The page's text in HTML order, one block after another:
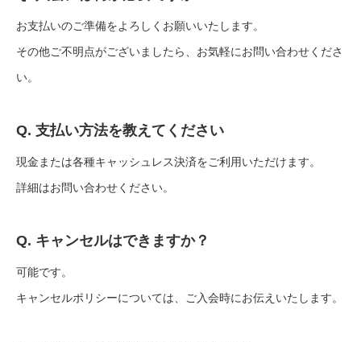
お支払いのご準備をよろしくお願いいたします。
その他ご不明点がございましたら、お気軽にお問い合わせくださ
い。
Q. 支払い方法を教えてください
現金または各種キャッシュレス決済をご利用いただけます。
詳細はお問い合わせください。
Q. キャンセルはできますか？
可能です。
キャンセルポリシーについては、ご入会時にお伝えいたします。